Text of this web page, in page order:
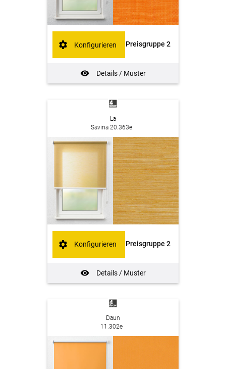
Preisgruppe 2
Details / Muster
Konfigurieren
La
Savina 20.363e
Preisgruppe 2
Details / Muster
Konfigurieren
Daun
11.302e